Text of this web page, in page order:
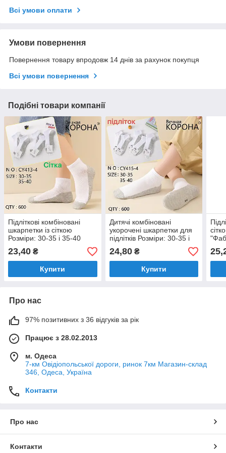
Всі умови оплати
Умови повернення
Повернення товару впродовж 14 днів за рахунок покупця
Всі умови повернення
Подібні товари компанії
Підліткові комбіновані
шкарпетки із сіткою
Розміри: 30-35 і 35-40
(12253)
23,40 ₴
Купити
Дитячі комбіновані
укорочені шкарпетки для
підлітків Розміри: 30-35 і
35-40 (14406)
24,80₴
Купити
Про нас
97% позитивних з 36 відгуків за рік
Працює з 28.02.2013
м. Одеса
7-км Овідіопольської дороги, ринок 7км Магазин-склад
346, Одеса, Україна
Контакти
Про нас
Контакти